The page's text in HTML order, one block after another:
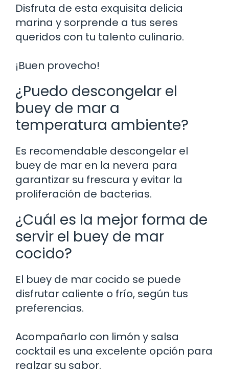
Disfruta de esta exquisita delicia
marina y sorprende a tus seres
queridos con tu talento culinario.
¡Buen provecho!
¿Puedo descongelar el
buey de mar a
temperatura ambiente?
Es recomendable descongelar el
buey de mar en la nevera para
garantizar su frescura y evitar la
proliferación de bacterias.
¿Cuál es la mejor forma de
servir el buey de mar
cocido?
El buey de mar cocido se puede
disfrutar caliente o frío, según tus
preferencias.
Acompañarlo con limón y salsa
cocktail es una excelente opción para
realzar su sabor.